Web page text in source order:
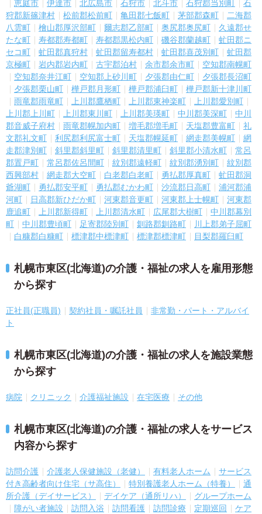
恵庭市 伊達市 北広島市 石狩市 北斗市 石狩郡当別町
石
狩郡新篠津村
松前郡松前町 亀田郡七飯町 茅部郡森町
二海郡
八雲町
檜山郡厚沢部町 爾志郡乙部町 奥尻郡奥尻町
久遠郡せ
たな町
寿都郡寿都町 寿都郡黒松内町 磯谷郡蘭越町
虻田郡ニ
セコ町
虻田郡真狩村 虻田郡留寿都村 虻田郡喜茂別町
虻田郡
京極町
岩内郡岩内町 古宇郡泊村 余市郡余市町
空知郡南幌町
空知郡奈井江町
空知郡上砂川町 夕張郡由仁町
夕張郡長沼町
夕張郡栗山町
樺戸郡月形町 樺戸郡浦臼町
樺戸郡新十津川町
雨竜郡雨竜町
上川郡鷹栖町 上川郡東神楽町
上川郡愛別町
上川郡上川町
上川郡東川町 上川郡美瑛町 中川郡美深町
中川
郡音威子府村
雨竜郡幌加内町 増毛郡増毛町 天塩郡豊富町
礼
文郡礼文町
利尻郡利尻富士町 天塩郡幌延町 網走郡美幌町
網
走郡津別町
斜里郡斜里町 斜里郡清里町 斜里郡小清水町
常呂
郡置戸町
常呂郡佐呂間町 紋別郡遠軽町 紋別郡湧別町
紋別郡
西興部村
網走郡大空町 白老郡白老町 勇払郡厚真町
虻田郡洞
爺湖町
勇払郡安平町 勇払郡むかわ町 沙流郡日高町
浦河郡浦
河町
日高郡新ひだか町 河東郡音更町 河東郡上士幌町
河東郡
鹿追町
上川郡新得町 上川郡清水町 広尾郡大樹町
中川郡幕別
町
中川郡豊頃町 足寄郡陸別町 釧路郡釧路町
川上郡弟子屈町
白糠郡白糠町
標津郡中標津町 標津郡標津町 目梨郡羅臼町
札幌市東区(北海道)の介護・福祉の求人を雇用形態
から探す
正社員(正職員) 契約社員・嘱託社員
非常勤・パート・アルバイ
ト
札幌市東区(北海道)の介護・福祉の求人を施設業態
から探す
病院 クリニック 介護福祉施設 在宅医療 その他
札幌市東区(北海道)の介護・福祉の求人をサービス
内容から探す
訪問介護 介護老人保健施設（老健） 有料老人ホーム
サービス
付き高齢者向け住宅（サ高住）
特別養護老人ホーム（特養）
通
所介護（デイサービス）
デイケア（通所リハ）
グループホーム
障がい者施設
訪問入浴 訪問看護 訪問診療 定期巡回
ケア